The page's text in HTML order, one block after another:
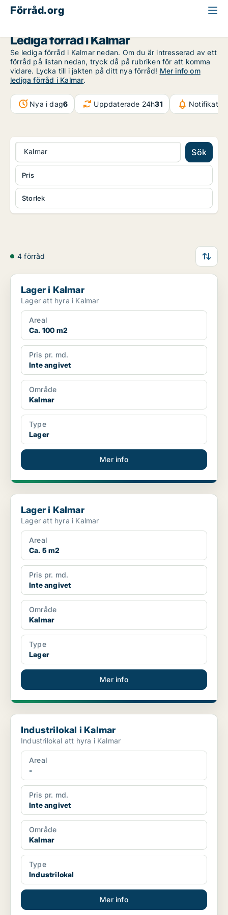
Förråd.org
Lediga förråd i Kalmar
Se lediga förråd i Kalmar nedan. Om du är intresserad av ett
förråd på listan nedan, tryck då på rubriken för att komma
vidare. Lycka till i jakten på ditt nya förråd! Mer info om
lediga förråd i Kalmar.
Nya i dag6 Uppdaterade 24h31
Kalmar Sök
Storlek
Pris
4 förråd
Lager i Kalmar
Lager i Kalmar
Lager att hyra i Kalmar
Areal
Ca. 100 m2
Pris pr. md.
Inte angivet
Område
Kalmar
Type
Lager
Mer info
Lager i Kalmar
Lager i Kalmar
Lager att hyra i Kalmar
Areal
Ca. 5 m2
Pris pr. md.
Inte angivet
Område
Kalmar
Type
Lager
Mer info
Industrilokal i Kalmar
Industrilokal i Kalmar
Industrilokal att hyra i Kalmar
Areal
-
Pris pr. md.
Inte angivet
Område
Kalmar
Type
Industrilokal
Mer info